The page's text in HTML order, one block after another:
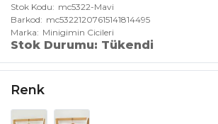
Stok Kodu
mc5322-Mavi
Barkod
mc53221207615141814495
Marka
Minigimin Cicileri
Stok Durumu Tükendi
Renk